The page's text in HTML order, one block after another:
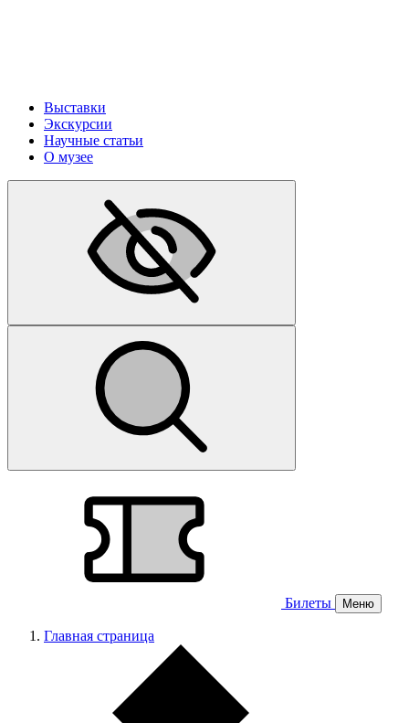
Выставки
Экскурсии
Научные статьи
О музее
Билеты Меню
Главная страница